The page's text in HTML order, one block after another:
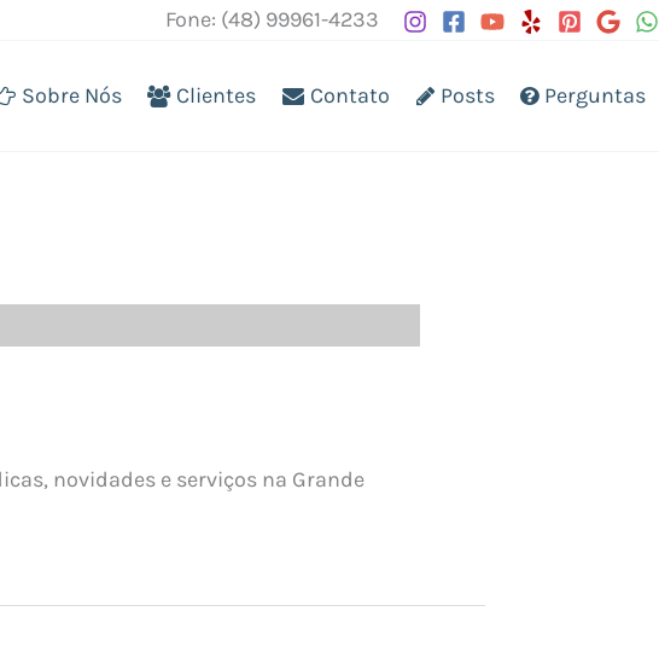
Fone: (48) 99961-4233
Sobre Nós Clientes Contato Posts Perguntas
novidades e serviços na Grande